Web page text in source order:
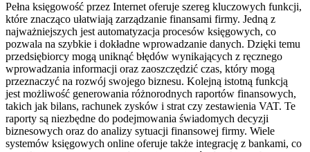
Pełna księgowość przez Internet oferuje szereg kluczowych funkcji,
które znacząco ułatwiają zarządzanie finansami firmy. Jedną z
najważniejszych jest automatyzacja procesów księgowych, co
pozwala na szybkie i dokładne wprowadzanie danych. Dzięki temu
przedsiębiorcy mogą uniknąć błędów wynikających z ręcznego
wprowadzania informacji oraz zaoszczędzić czas, który mogą
przeznaczyć na rozwój swojego biznesu. Kolejną istotną funkcją
jest możliwość generowania różnorodnych raportów finansowych,
takich jak bilans, rachunek zysków i strat czy zestawienia VAT. Te
raporty są niezbędne do podejmowania świadomych decyzji
biznesowych oraz do analizy sytuacji finansowej firmy. Wiele
systemów księgowych online oferuje także integrację z bankami, co